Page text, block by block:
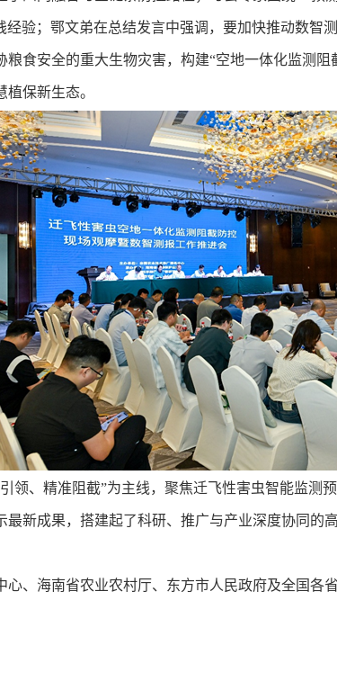
验；鄂文弟在总结发言中强调，要加快推动数智
食安全的重大生物灾害，构建“空地一体化监测
保新生态。
领、精准阻截”为主线，聚焦迁飞性害虫智能监
最新成果，搭建起了科研、推广与产业深度协同
、海南省农业农村厅、东方市人民政府及全国各